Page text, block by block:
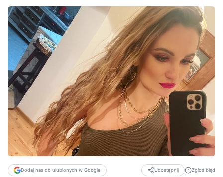
Dodaj nas do ulubionych w Google Udostępnij Zgłoś błąd